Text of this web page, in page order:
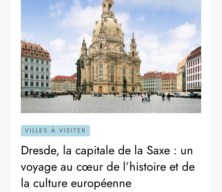
VILLES À VISITER
Dresde, la capitale de la Saxe : un
voyage au cœur de l’histoire et de
la culture européenne